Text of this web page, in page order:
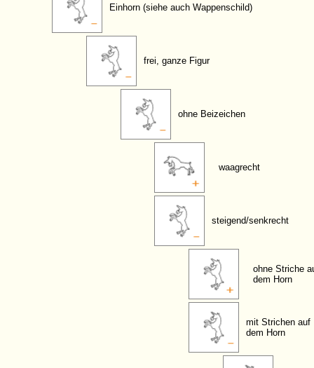
Einhorn (siehe auch Wappenschild)
frei, ganze Figur
ohne Beizeichen
waagrecht
steigend/senkrecht
ohne Striche
dem Horn
mit Strichen auf
dem Horn